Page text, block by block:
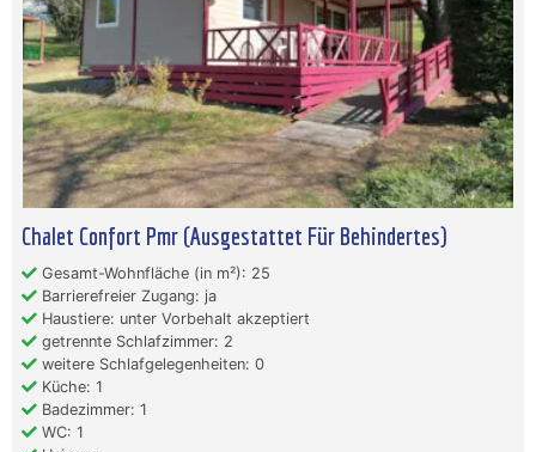
Chalet Confort Pmr (Ausgestattet Für Behindertes)
Gesamt-Wohnfläche (in m²): 25
Barrierefreier Zugang: ja
Haustiere: unter Vorbehalt akzeptiert
getrennte Schlafzimmer: 2
weitere Schlafgelegenheiten: 0
Küche: 1
Badezimmer: 1
WC: 1